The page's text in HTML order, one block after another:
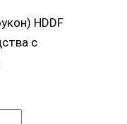
HDDF
с